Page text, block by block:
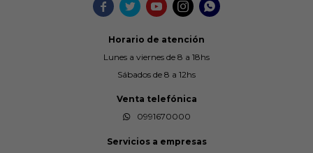
    
Horario de atención
Lunes a viernes de 8 a 18hs
Sábados de 8 a 12hs
Venta telefónica
0991670000
Servicios a empresas